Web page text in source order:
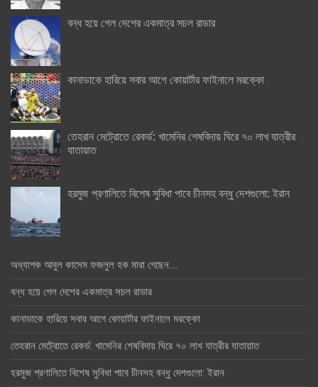
বন্ধ হয়ে গেল দেশের একমাত্র সচল রাডার
কানাডাকে হারিয়ে সবার আগে কোয়ার্টার ফাইনালে মরক্কো
তেহরান মেট্রোতে রেকর্ড: খামেনির শেষবিদায় ঘিরে ৭০ লাখ যাত্রীর
যাতায়াত
হরমুজ প্রণালিতে বিশেষ সুবিধা পাবে চীনসহ বন্ধু দেশগুলো: ইরান
অধ্যাপক আবুল কাসেম ফজলুল হক মারা গেছেন….
বন্ধ হয়ে গেল দেশের একমাত্র সচল রাডার
কানাডাকে হারিয়ে সবার আগে কোয়ার্টার ফাইনালে মরক্কো
তেহরান মেট্রোতে রেকর্ড: খামেনির শেষবিদায় ঘিরে ৭০ লাখ যাত্রীর যাতায়াত
হরমুজ প্রণালিতে বিশেষ সুবিধা পাবে চীনসহ বন্ধু দেশগুলো: ইরান